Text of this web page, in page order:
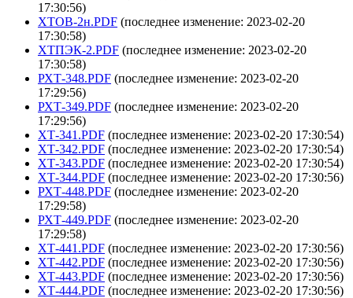
17:30:56)
ХТОВ-2н.PDF (последнее изменение: 2023-02-20
17:30:58)
ХТПЭК-2.PDF (последнее изменение: 2023-02-20
17:30:58)
РХТ-348.PDF (последнее изменение: 2023-02-20
17:29:56)
РХТ-349.PDF (последнее изменение: 2023-02-20
17:29:56)
ХТ-341.PDF (последнее изменение: 2023-02-20 17:30:54)
ХТ-342.PDF (последнее изменение: 2023-02-20 17:30:54)
ХТ-343.PDF (последнее изменение: 2023-02-20 17:30:54)
ХТ-344.PDF (последнее изменение: 2023-02-20 17:30:56)
РХТ-448.PDF (последнее изменение: 2023-02-20
17:29:58)
РХТ-449.PDF (последнее изменение: 2023-02-20
17:29:58)
ХТ-441.PDF (последнее изменение: 2023-02-20 17:30:56)
ХТ-442.PDF (последнее изменение: 2023-02-20 17:30:56)
ХТ-443.PDF (последнее изменение: 2023-02-20 17:30:56)
ХТ-444.PDF (последнее изменение: 2023-02-20 17:30:56)